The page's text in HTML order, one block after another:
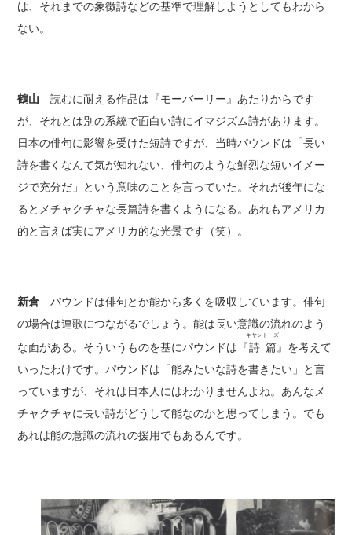
は、それまでの象徴詩などの基準で理解しようとしてもわから
ない。
鶴山 読むに耐える作品は『モーバーリー』あたりからです
が、それとは別の系統で面白い詩にイマジズム詩があります。
日本の俳句に影響を受けた短詩ですが、当時パウンドは「長い
詩を書くなんて気が知れない、俳句のような鮮烈な短いイメー
ジで充分だ」という意味のことを言っていた。それが後年にな
るとメチャクチャな長篇詩を書くようになる。あれもアメリカ
的と言えば実にアメリカ的な光景です（笑）。
新倉 パウンドは俳句とか能から多くを吸収しています。俳句
の場合は連歌につながるでしょう。能は長い意識の流れのよう
な面がある。そういうものを基にパウンドは『詩篇
キヤントーズ
』を考えて
いったわけです。パウンドは「能みたいな詩を書きたい」と言
っていますが、それは日本人にはわかりませんよね。あんなメ
チャクチャに長い詩がどうして能なのかと思ってしまう。でも
あれは能の意識の流れの援用でもあるんです。